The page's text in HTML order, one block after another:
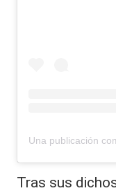
Tras sus